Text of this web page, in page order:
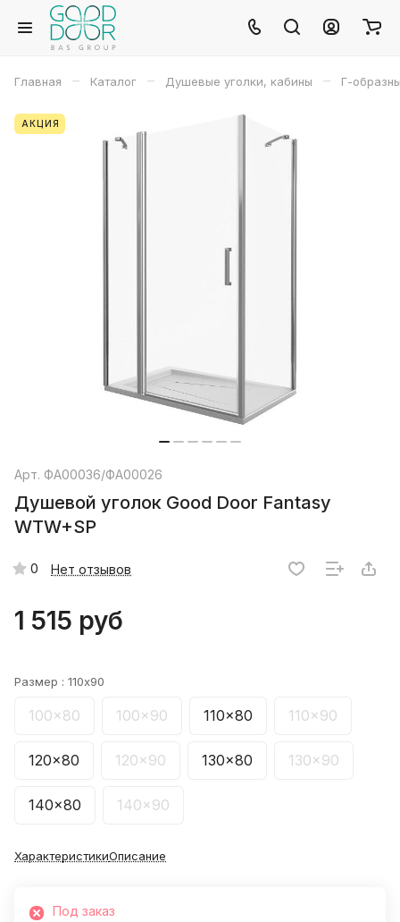
Главная – Каталог – Душевые уголки, кабины – Г-
АКЦИЯ
Арт. ФА00036/ФА00026
Душевой уголок Good Door Fantasy
WTW+SP
0 Нет отзывов
1 515 руб
Размер : 110x90
100x80 100x90 110x80 110x90
120x80 120x90 130x80 130x90
140x80 140x90
ХарактеристикиОписание
Под заказ